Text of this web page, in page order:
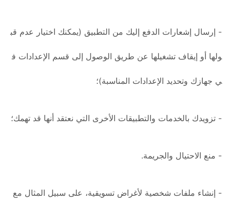
- إرسال إشعارات الدفع إليك من التطبيق (يمكنك اختيار عدم قب
ولها أو إيقاف تشغيلها عن طريق الوصول إلى قسم الإعدادات ف
ي جهازك وتحديد الإعدادات المناسبة)؛
- تزويدك بالخدمات والتطبيقات الأخرى التي نعتقد أنها قد تهمك؛
- منع الاحتيال والجريمة.
- إنشاء ملفات شخصية لأغراض تسويقية، على سبيل المثال مع